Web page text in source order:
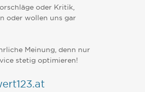
oder Kritik,
oder wollen uns gar
Meinung, denn nur
stetig optimieren!